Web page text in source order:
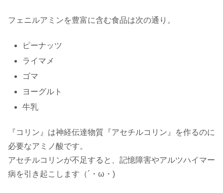
フェニルアミンを豊富に含む食品は次の通り。
ピーナッツ
ライマメ
ゴマ
ヨーグルト
牛乳
『コリン』は神経伝達物質『アセチルコリン』を作るのに
必要なアミノ酸です。
アセチルコリンが不足すると、記憶障害やアルツハイマー
病を引き起こします（´・ω・)